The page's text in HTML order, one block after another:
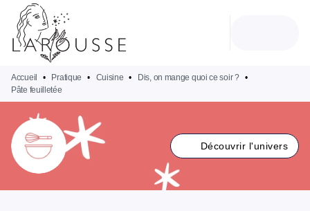
MENU
PIED DE PAGE
Accueil • Pratique • Cuisine • Dis, on mange quoi ce soir ? •
Pâte feuilletée
Découvrir l'univers